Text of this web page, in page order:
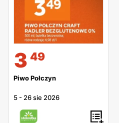
3 49
Piwo Połczyn
5 - 26 sie 2026